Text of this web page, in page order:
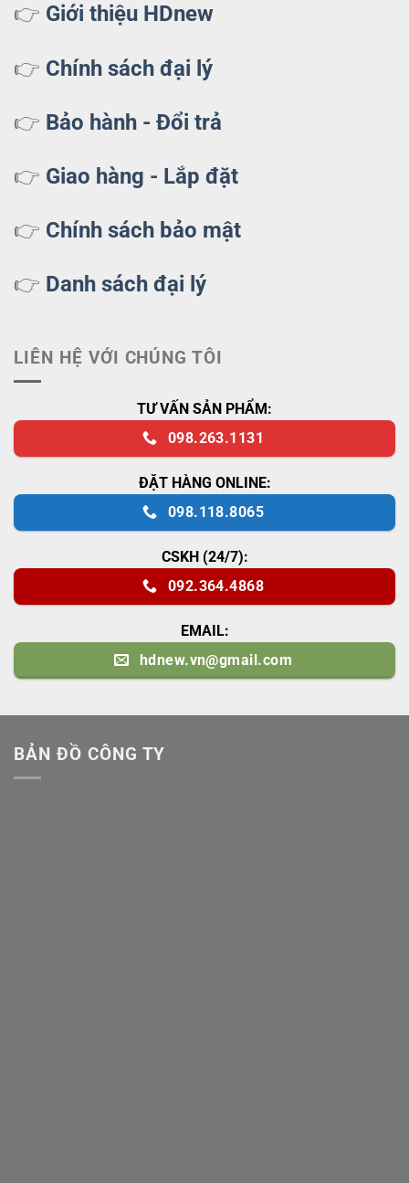
👉 Giới thiệu HDnew
👉 Chính sách đại lý
👉 Bảo hành - Đổi trả
👉 Giao hàng - Lắp đặt
👉 Chính sách bảo mật
👉 Danh sách đại lý
LIÊN HỆ VỚI CHÚNG TÔI
TƯ VẤN SẢN PHẨM:
098.263.1131
ĐẶT HÀNG ONLINE:
098.118.8065
CSKH (24/7):
092.364.4868
EMAIL:
hdnew.vn@gmail.com
BẢN ĐỒ CÔNG TY